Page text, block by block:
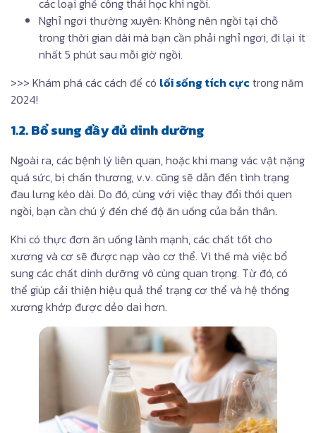
các loại ghế công thái học khi ngồi.
Nghỉ ngơi thường xuyên: Không nên ngồi tại chỗ
trong thời gian dài mà bạn cần phải nghỉ ngơi, đi lại ít
nhất 5 phút sau mỗi giờ ngồi.
>>> Khám phá các cách để có lối sống tích cực trong năm
2024!
1.2. Bổ sung đầy đủ dinh dưỡng
Ngoài ra, các bệnh lý liên quan, hoặc khi mang vác vật nặng
quá sức, bị chấn thương, v.v. cũng sẽ dẫn đến tình trạng
đau lưng kéo dài. Do đó, cùng với việc thay đổi thói quen
ngồi, bạn cần chú ý đến chế độ ăn uống của bản thân.
Khi có thực đơn ăn uống lành mạnh, các chất tốt cho
xương và cơ sẽ được nạp vào cơ thể. Vì thế mà việc bổ
sung các chất dinh dưỡng vô cùng quan trọng. Từ đó, có
thể giúp cải thiện hiệu quả thể trạng cơ thể và hệ thống
xương khớp được dẻo dai hơn.